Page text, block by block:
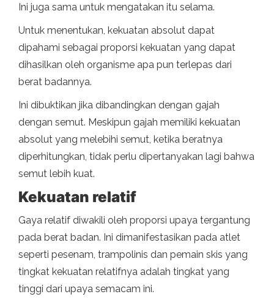
Ini juga sama untuk mengatakan itu selama.
Untuk menentukan, kekuatan absolut dapat
dipahami sebagai proporsi kekuatan yang dapat
dihasilkan oleh organisme apa pun terlepas dari
berat badannya.
Ini dibuktikan jika dibandingkan dengan gajah
dengan semut. Meskipun gajah memiliki kekuatan
absolut yang melebihi semut, ketika beratnya
diperhitungkan, tidak perlu dipertanyakan lagi bahwa
semut lebih kuat.
Kekuatan relatif
Gaya relatif diwakili oleh proporsi upaya tergantung
pada berat badan. Ini dimanifestasikan pada atlet
seperti pesenam, trampolinis dan pemain skis yang
tingkat kekuatan relatifnya adalah tingkat yang
tinggi dari upaya semacam ini.